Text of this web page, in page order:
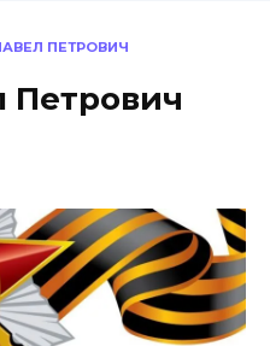
ПЕТРОВИЧ
Петрович